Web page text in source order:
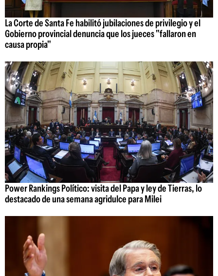
La Corte de Santa Fe habilitó jubilaciones de privilegio y el
Gobierno provincial denuncia que los jueces "fallaron en
causa propia"
Power Rankings Político: visita del Papa y ley de Tierras, lo
destacado de una semana agridulce para Milei